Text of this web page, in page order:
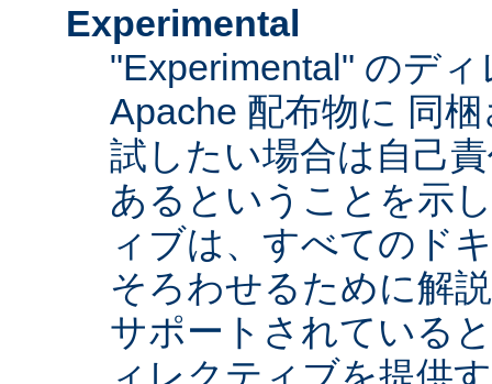
Experimental
"Experimental" のデ
Apache 配布物に 同
試したい場合は自己
あるということを示
ィブは、すべてのド
そろわせるために解
サポートされている
ィレクティブを提供